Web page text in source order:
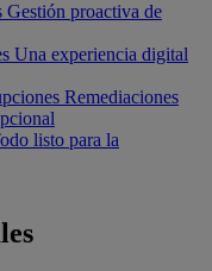
Gestión proactiva de
Una experiencia digital
Remediaciones
listo para la